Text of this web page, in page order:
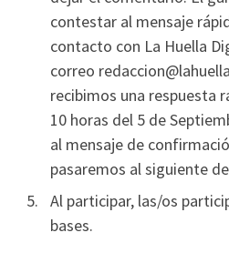
contestar al mensaje
contacto con La Huella
correo
recibimos una respuesta
10 horas del 5 de
al mensaje de
pasaremos al siguiente
Al participar, las/os
bases.